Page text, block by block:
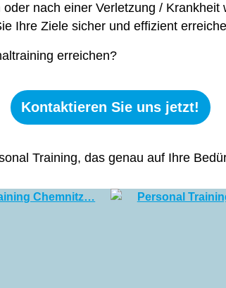
nach einer Verletzung /
Ihre Ziele sicher und effizient
erreichen?
Kontaktieren Sie uns jetzt!
Training, das genau auf Ihre